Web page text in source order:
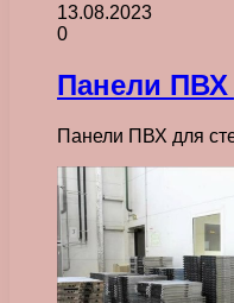
13.08.2023
0
Панели ПВХ
Панели ПВХ для